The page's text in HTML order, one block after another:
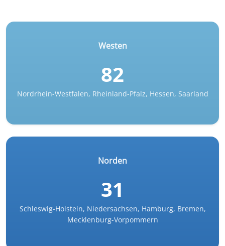
Westen
82
Nordrhein-Westfalen, Rheinland-Pfalz, Hessen, Saarland
Norden
31
Schleswig-Holstein, Niedersachsen, Hamburg, Bremen,
Mecklenburg-Vorpommern